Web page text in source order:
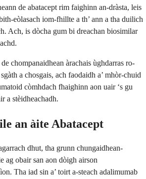
de abatacept rim faighinn an-dràsta, leis
eòlasach iom-fhillte a th’ ann a tha duilich
Ach, is dòcha gum bi dreachan biosimilar
chompanaidhean àrachais ùghdarras ro-
a chosgais, ach faodaidh a’ mhòr-chuid
còmhdach fhaighinn aon uair ‘s gu
a stèidheachadh.
an àite Abatacept
dhut, tha grunn chungaidhean-
ag obair san aon dòigh airson
Tha iad sin a’ toirt a-steach adalimumab